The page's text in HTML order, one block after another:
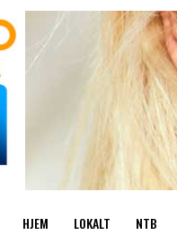
HJEM LOKALT NTB